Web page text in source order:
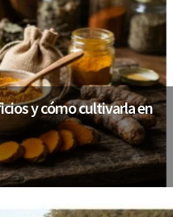
y cómo cultivarla en